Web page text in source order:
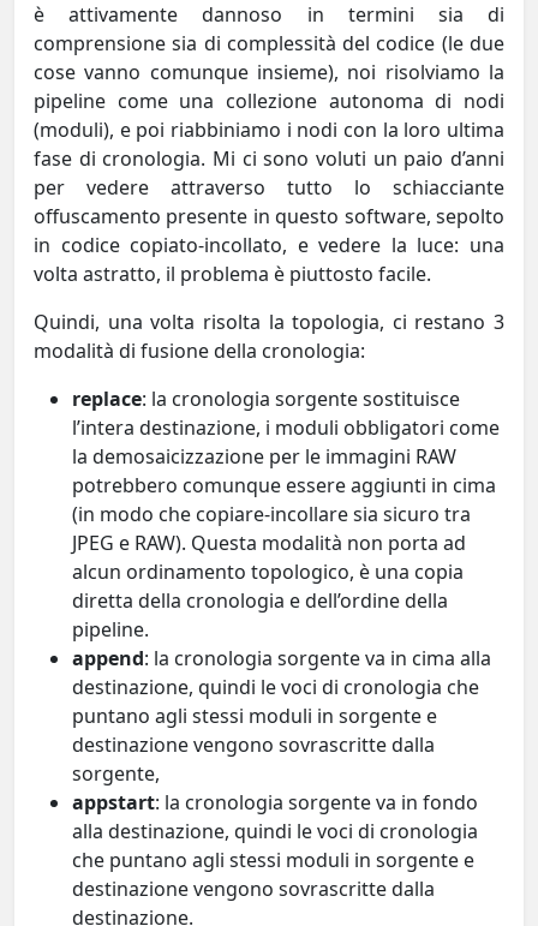
è attivamente dannoso in termini sia di
comprensione sia di complessità del codice (le due
cose vanno comunque insieme), noi risolviamo la
pipeline come una collezione autonoma di nodi
(moduli), e poi riabbiniamo i nodi con la loro ultima
fase di cronologia. Mi ci sono voluti un paio d’anni
per vedere attraverso tutto lo schiacciante
offuscamento presente in questo software, sepolto
in codice copiato-incollato, e vedere la luce: una
volta astratto, il problema è piuttosto facile.
Quindi, una volta risolta la topologia, ci restano 3
modalità di fusione della cronologia:
replace: la cronologia sorgente sostituisce
l’intera destinazione, i moduli obbligatori come
la demosaicizzazione per le immagini RAW
potrebbero comunque essere aggiunti in cima
(in modo che copiare-incollare sia sicuro tra
JPEG e RAW). Questa modalità non porta ad
alcun ordinamento topologico, è una copia
diretta della cronologia e dell’ordine della
pipeline.
append: la cronologia sorgente va in cima alla
destinazione, quindi le voci di cronologia che
puntano agli stessi moduli in sorgente e
destinazione vengono sovrascritte dalla
sorgente,
appstart: la cronologia sorgente va in fondo
alla destinazione, quindi le voci di cronologia
che puntano agli stessi moduli in sorgente e
destinazione vengono sovrascritte dalla
destinazione.